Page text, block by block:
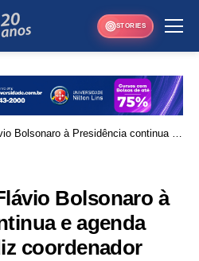
STORIES
Bolsonaro à Presidência continua e
Bolsonaro à
e agenda
coordenador